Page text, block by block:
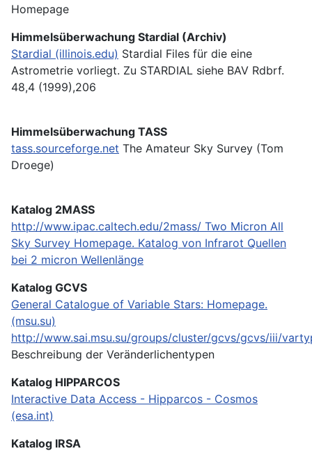
Homepage
Himmelsüberwachung Stardial (Archiv)
Stardial (illinois.edu) Stardial Files für die eine
Astrometrie vorliegt. Zu STARDIAL siehe BAV Rdbrf.
48,4 (1999),206
Himmelsüberwachung TASS
tass.sourceforge.net The Amateur Sky Survey (Tom
Droege)
Katalog 2MASS
http://www.ipac.caltech.edu/2mass/ Two Micron All
Sky Survey Homepage. Katalog von Infrarot Quellen
bei 2 micron Wellenlänge
Katalog GCVS
General Catalogue of Variable Stars: Homepage.
(msu.su)
http://www.sai.msu.su/groups/cluster/gcvs/gcvs/iii/
Beschreibung der Veränderlichentypen
Katalog HIPPARCOS
Interactive Data Access - Hipparcos - Cosmos
(esa.int)
Katalog IRSA